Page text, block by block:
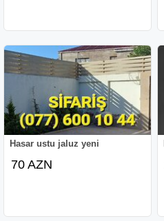
Hasar ustu jaluz yeni
70 AZN